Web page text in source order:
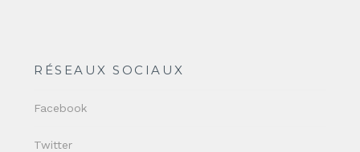
RÉSEAUX SOCIAUX
Facebook
Twitter